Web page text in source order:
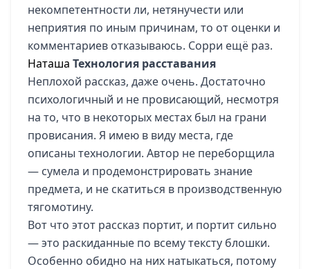
некомпетентности ли, нетянучести или
неприятия по иным причинам, то от оценки и
комментариев отказываюсь. Сорри ещё раз.
Наташа Технология расставания
Неплохой рассказ, даже очень. Достаточно
психологичный и не провисающий, несмотря
на то, что в некоторых местах был на грани
провисания. Я имею в виду места, где
описаны технологии. Автор не переборщила
— сумела и продемонстрировать знание
предмета, и не скатиться в производственную
тягомотину.
Вот что этот рассказ портит, и портит сильно
— это раскиданные по всему тексту блошки.
Особенно обидно на них натыкаться, потому